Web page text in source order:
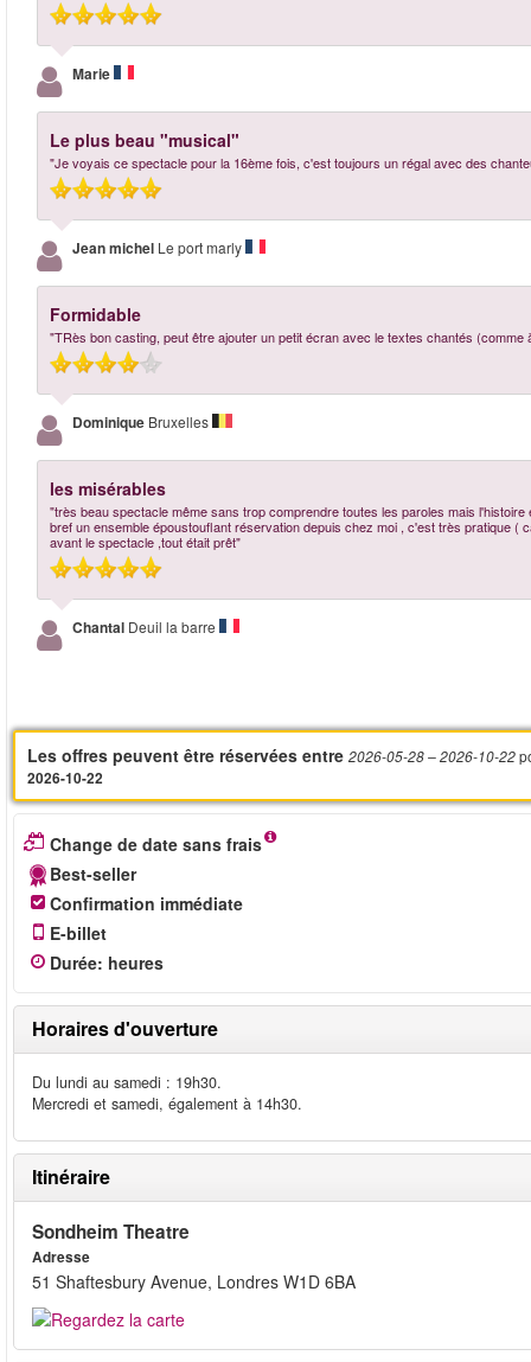
Marie
Le plus beau "musical"
"Je voyais ce spectacle pour la 16ème fois, c'est toujours un régal avec des
Jean michel Le port marly
Formidable
"TRès bon casting, peut être ajouter un petit écran avec le textes chantés (comme
Dominique Bruxelles
les misérables
"très beau spectacle même sans trop comprendre toutes les paroles mais
bref un ensemble époustouflant réservation depuis chez moi , c'est très pratique
avant le spectacle ,tout était prêt"
Chantal Deuil la barre
Les offres peuvent être réservées entre 2026-05-28– 2026-10-22
2026-10-22
Change de date sans frais
Best-seller
Confirmation immédiate
E-billet
Durée: heures
Horaires d'ouverture
Du lundi au samedi : 19h30.
Mercredi et samedi, également à 14h30.
Itinéraire
Sondheim Theatre
Adresse
51 Shaftesbury Avenue, Londres W1D 6BA